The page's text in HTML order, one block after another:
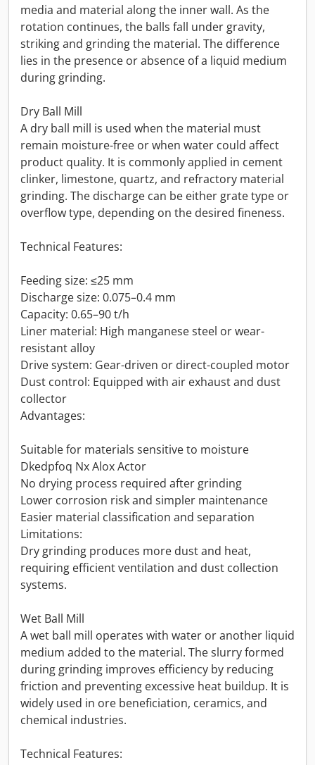
media and material along the inner wall. As the
rotation continues, the balls fall under gravity,
striking and grinding the material. The difference
lies in the presence or absence of a liquid medium
during grinding.
Dry Ball Mill
A dry ball mill is used when the material must
remain moisture-free or when water could affect
product quality. It is commonly applied in cement
clinker, limestone, quartz, and refractory material
grinding. The discharge can be either grate type or
overflow type, depending on the desired fineness.
Technical Features:
Feeding size: ≤25 mm
Discharge size: 0.075–0.4 mm
Capacity: 0.65–90 t/h
Liner material: High manganese steel or wear-
resistant alloy
Drive system: Gear-driven or direct-coupled motor
Dust control: Equipped with air exhaust and dust
collector
Advantages:
Suitable for materials sensitive to moisture
Dkedpfoq Nx Alox Actor
No drying process required after grinding
Lower corrosion risk and simpler maintenance
Easier material classification and separation
Limitations:
Dry grinding produces more dust and heat,
requiring efficient ventilation and dust collection
systems.
Wet Ball Mill
A wet ball mill operates with water or another liquid
medium added to the material. The slurry formed
during grinding improves efficiency by reducing
friction and preventing excessive heat buildup. It is
widely used in ore beneficiation, ceramics, and
chemical industries.
Technical Features: